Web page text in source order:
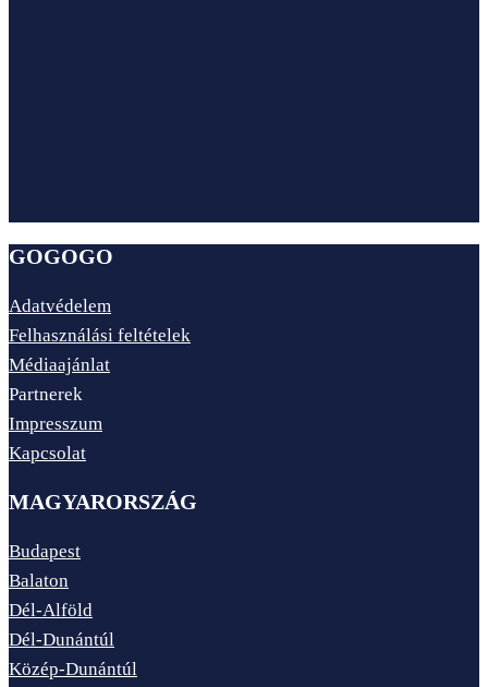
GOGOGO
Adatvédelem
Felhasználási feltételek
Médiaajánlat
Partnerek
Impresszum
Kapcsolat
MAGYARORSZÁG
Budapest
Balaton
Dél-Alföld
Dél-Dunántúl
Közép-Dunántúl